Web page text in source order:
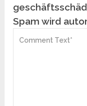
Spam wird